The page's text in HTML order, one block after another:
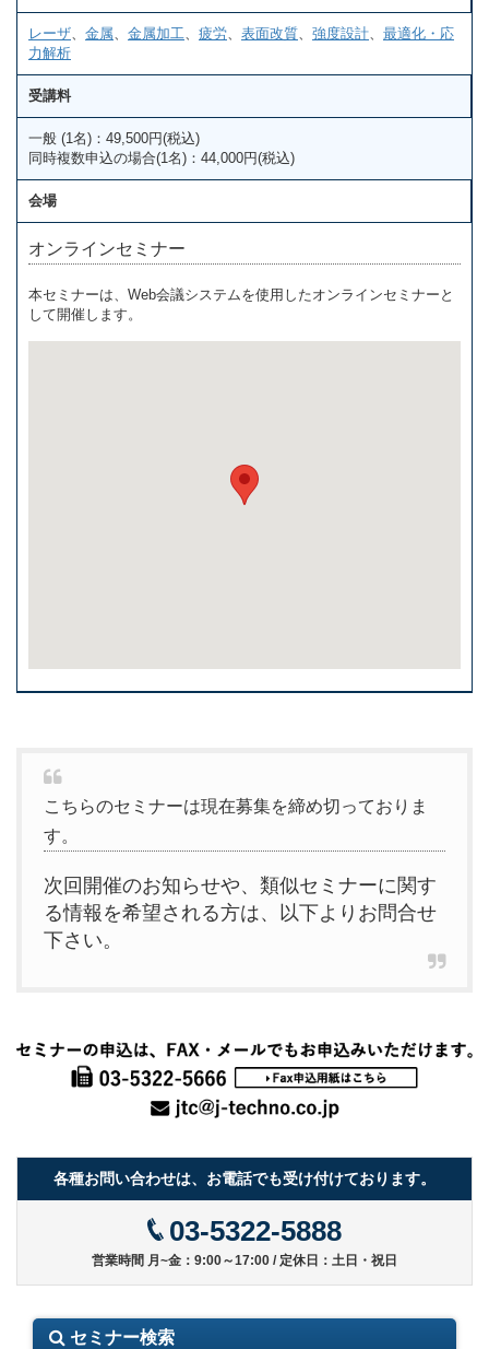
レーザ 金属 金属加工 疲労 表面改質 強度設計
最適化・応
力解析
受講料
一般 (1名)：49,500円(税込)
同時複数申込の場合(1名)：44,000円(税込)
会場
オンラインセミナー
本セミナーは、Web会議システムを使用したオンラインセミナーと
して開催します。
こちらのセミナーは現在募集を締め切っておりま
す。
次回開催のお知らせや、類似セミナーに関す
る情報を希望される方は、以下よりお問合せ
下さい。
各種お問い合わせは、お電話でも受け付けております。
03-5322-5888
営業時間 月~金：9:00～17:00 / 定休日：土日・祝日
セミナー検索